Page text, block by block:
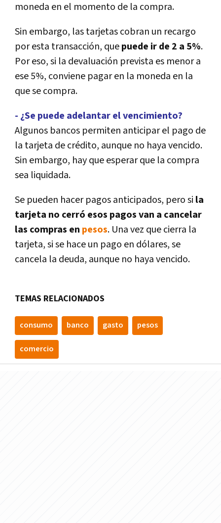
moneda en el momento de la compra.
Sin embargo, las tarjetas cobran un recargo
por esta transacción, quepuede ir de 2 a 5%.
Por eso, si la devaluación prevista es menor a
ese 5%, conviene pagar en la moneda en la
que se compra.
- ¿Se puede adelantar el vencimiento?
Algunos bancos permiten anticipar el pago de
la tarjeta de crédito, aunque no haya vencido.
Sin embargo, hay que esperar que la compra
sea liquidada.
Se pueden hacer pagos anticipados, pero si la
tarjeta no cerró esos pagos van a cancelar
las compras en pesos. Una vez que cierra la
tarjeta, si se hace un pago en dólares, se
cancela la deuda, aunque no haya vencido.
TEMAS RELACIONADOS
consumo banco gasto pesos
comercio